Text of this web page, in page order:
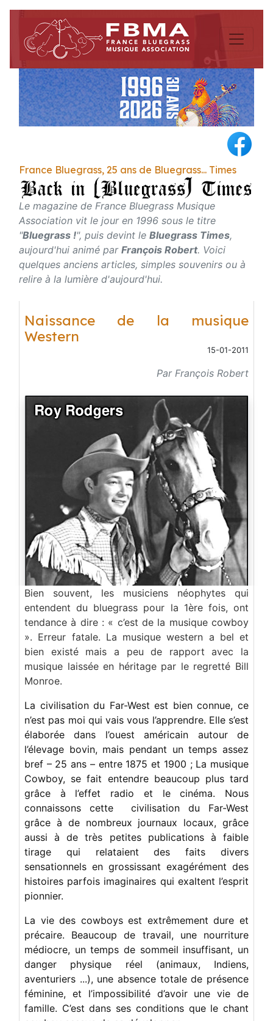
France Bluegrass, 25 ans de Bluegrass... Times
Le magazine de France Bluegrass Musique
Association vit le jour en 1996 sous le titre
"Bluegrass !", puis devint le Bluegrass Times,
aujourd'hui animé par François Robert. Voici
quelques anciens articles, simples souvenirs ou à
relire à la lumière d'aujourd'hui.
Naissance de la musique
Western
15-01-2011
Par François Robert
Bien souvent, les musiciens néophytes qui
entendent du bluegrass pour la 1ère fois, ont
tendance à dire : « c’est de la musique cowboy
». Erreur fatale. La musique western a bel et
bien existé mais a peu de rapport avec la
musique laissée en héritage par le regretté Bill
Monroe.
La civilisation du Far-West est bien connue, ce
n’est pas moi qui vais vous l’apprendre. Elle s’est
élaborée dans l’ouest américain autour de
l’élevage bovin, mais pendant un temps assez
bref – 25 ans – entre 1875 et 1900 ; La musique
Cowboy, se fait entendre beaucoup plus tard
grâce à l’effet radio et le cinéma. Nous
connaissons cette civilisation du Far-West
grâce à de nombreux journaux locaux, grâce
aussi à de très petites publications à faible
tirage qui relataient des faits divers
sensationnels en grossissant exagérément des
histoires parfois imaginaires qui exaltent l’esprit
pionnier.
La vie des cowboys est extrêmement dure et
précaire. Beaucoup de travail, une nourriture
médiocre, un temps de sommeil insuffisant, un
danger physique réel (animaux, Indiens,
aventuriers ...), une absence totale de présence
féminine, et l’impossibilité d’avoir une vie de
famille. C’est dans ses conditions que le chant